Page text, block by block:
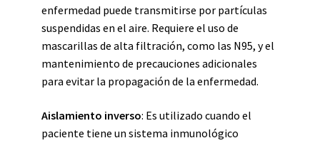
enfermedad puede transmitirse por partículas
suspendidas en el aire. Requiere el uso de
mascarillas de alta filtración, como las N95, y el
mantenimiento de precauciones adicionales
para evitar la propagación de la enfermedad.
Aislamiento inverso: Es utilizado cuando el
paciente tiene un sistema inmunológico